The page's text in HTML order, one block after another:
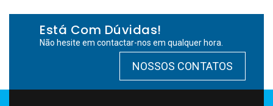
Está Com Dúvidas!
Não hesite em contactar-nos em qualquer hora.
NOSSOS CONTATOS